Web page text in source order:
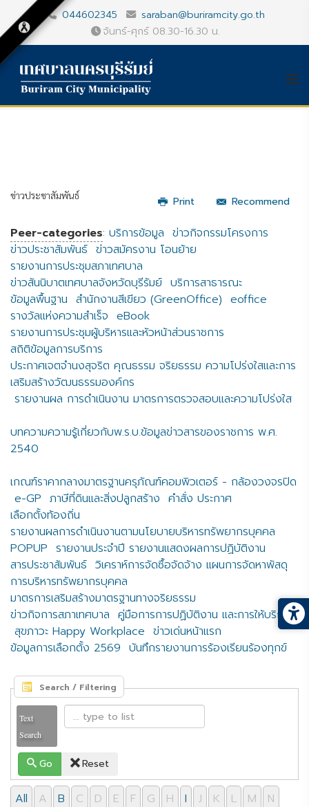
044602345
saraban@buriramcity.go.th
จันทร์-ศุกร์ 08.30-16.30 น.
Print Recommend
ข่าวประชาสัมพันธ์
Peer-categories: บริการข้อมูล ข่าวกิจกรรมโครงการ
ข่าวประชาสัมพันธ์ ข่าวสมัครงาน โอนย้าย
รายงานการประชุมสภาเทศบาล
ข่าวสันนิบาตเทศบาลจังหวัดบุรีรัมย์ บริการสาธารณะ
ข้อมูลพื้นฐาน สำนักงานสีเขียว (GreenOffice) eoffice
รางวัลแห่งความสำเร็จ eBook
รายงานการประชุมผู้บริหารและหัวหน้าส่วนราชการ
สถิติข้อมูลการบริการ
ประกาศเจตจำนงสุจริต คุณธรรม จริยธรรม ความโปร่งใสและการ
เสริมสร้างวัฒนธรรมองค์กร
รายงานผล การดำเนินงาน มาตรการตรวจสอบและความโปร่งใส
บทความความรู้เกี่ยวกับพ.ร.บ.ข้อมูลข่าวสารของราชการ พ.ศ.
2540
เกณฑ์ราคากลางมาตรฐานครุภัณฑ์คอมพิวเตอร์ - กล้องวงจรปิด
e-GP ภาษีที่ดินและสิ่งปลูกสร้าง คำสั่ง ประกาศ
เลือกตั้งท้องถิ่น
รายงานผลการดำเนินงานตามนโยบายบริหารทรัพยากรบุคคล
POPUP รายงานประจำปี รายงานแสดงผลการปฏิบัติงาน
สารประชาสัมพันธ์ วิเคราห์การจัดซื้อจัดจ้าง แผนการจัดหาพัสดุ
การบริหารทรัพยากรบุคคล
มาตรการเสริมสร้างมาตรฐานทางจริยธรรม
ข่าวกิจการสภาเทศบาล คู่มือการการปฏิบัติงาน และการให้บริการ
สุขภาวะ Happy Workplace ข่าวเด่นหน้าแรก
ข้อมูลการเลือกตั้ง 2569 บันทึกรายงานการร้องเรียนร้องทุกข์
Search / Filtering
Text
Search
Go Reset
All A B C D E F G H I J K L M
N